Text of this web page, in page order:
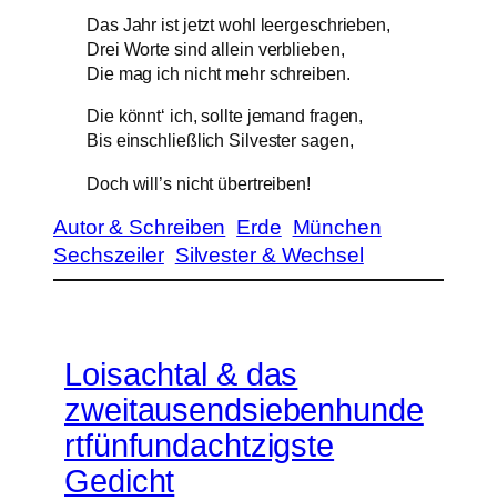
Das Jahr ist jetzt wohl leergeschrieben,
Drei Worte sind allein verblieben,
Die mag ich nicht mehr schreiben.
Die könnt‘ ich, sollte jemand fragen,
Bis einschließlich Silvester sagen,
Doch will’s nicht übertreiben!
Autor & Schreiben Erde München
Sechszeiler Silvester & Wechsel
Loisachtal & das
zweitausendsiebenhunde
rtfünfundachtzigste
Gedicht